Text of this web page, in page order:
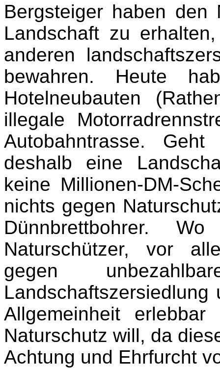
Bergsteiger haben den
Landschaft zu
anderen
bewahren. Heute
Hotelneubauten
illegale
Autobahntrasse.
deshalb eine
keine Millionen-DM-
nichts gegen
Dünnbrettbohrer.
Naturschützer, vor
gegen
Allgemeinheit
Naturschutz will, da
Achtung und Ehrfurcht